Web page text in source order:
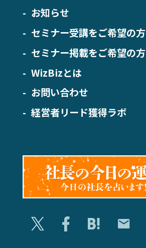
お知らせ
セミナー受講をご希望の方
セミナー掲載をご希望の方
WizBizとは
お問い合わせ
経営者リード獲得ラボ